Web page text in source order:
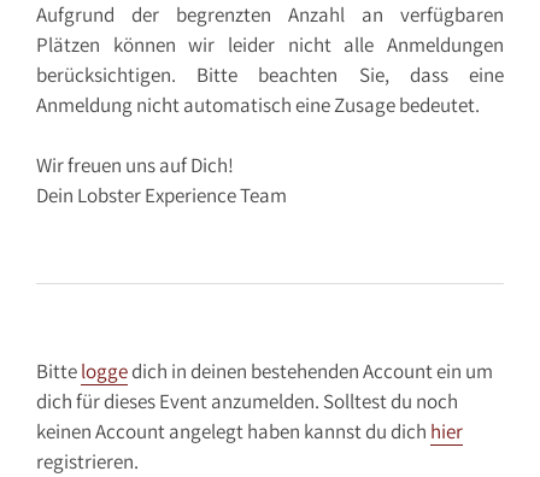
Aufgrund der begrenzten Anzahl an verfügbaren
Plätzen können wir leider nicht alle Anmeldungen
berücksichtigen. Bitte beachten Sie, dass eine
Anmeldung nicht automatisch eine Zusage bedeutet.
Wir freuen uns auf Dich!
Dein Lobster Experience Team
Bitteloggedich in deinen bestehenden Account ein um
dich für dieses Event anzumelden. Solltest du noch
keinen Account angelegt haben kannst du dich hier
registrieren.